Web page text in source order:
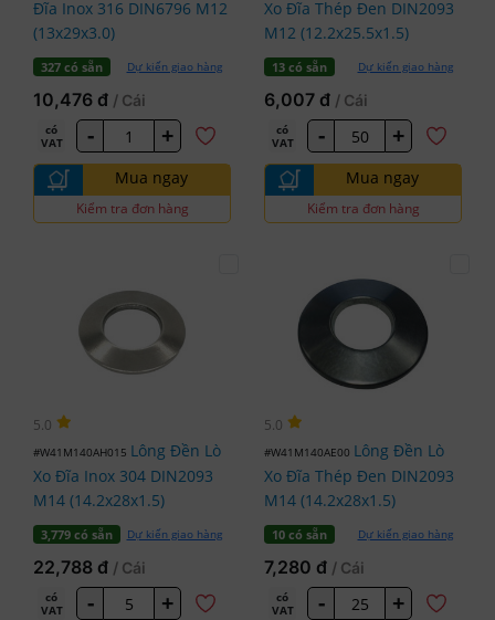
Đĩa Inox 316 DIN6796 M12
(13x29x3.0)
327 có sẵn Dự kiến giao hàng
10,476 đ / Cái
có
VAT
- +
Mua ngay
Kiểm tra đơn hàng
Xo Đĩa Thép Đen DIN2093
M12 (12.2x25.5x1.5)
13 có sẵn Dự kiến giao hàng
6,007 đ / Cái
có
VAT
- +
Mua ngay
Kiểm tra đơn hàng
5.0
#W41M140AH015 Lông Đền Lò
Xo Đĩa Inox 304 DIN2093
M14 (14.2x28x1.5)
3,779 có sẵn Dự kiến giao hàng
22,788 đ / Cái
có
VAT
- +
5.0
#W41M140AE00 Lông Đền Lò
Xo Đĩa Thép Đen DIN2093
M14 (14.2x28x1.5)
10 có sẵn Dự kiến giao hàng
7,280 đ / Cái
có
VAT
- +